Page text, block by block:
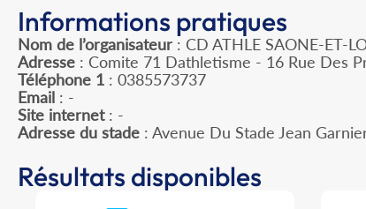
Informations pratiques
Nom de l’organisateur : CD ATHLE SAONE-ET-
Adresse : Comite 71 Dathletisme - 16 Rue Des
Téléphone 1 : 0385573737
Email : -
Site internet: -
Adresse du stade : Avenue Du Stade Jean
Résultats disponibles